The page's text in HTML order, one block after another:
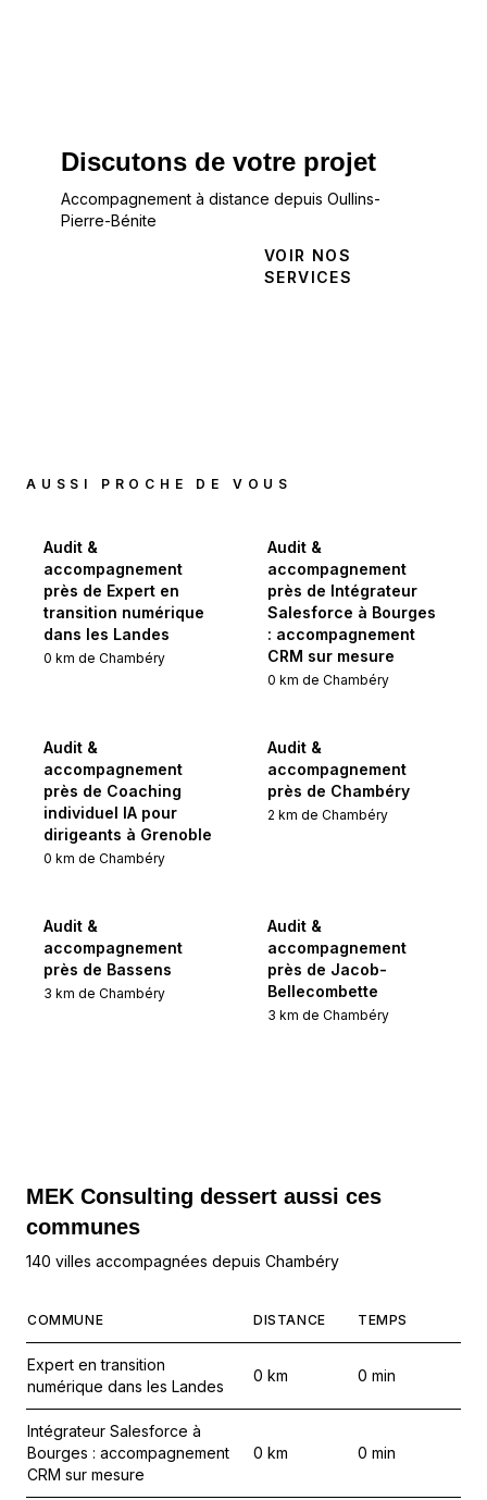
Discutons de votre projet
Accompagnement à distance depuis Oullins-
Pierre-Bénite
VOIR NOS
SERVICES
AUSSI PROCHE DE VOUS
Audit &
accompagnement
près de Expert en
transition numérique
dans les Landes
0 km de Chambéry
Audit &
accompagnement
près de Intégrateur
Salesforce à Bourges
: accompagnement
CRM sur mesure
0 km de Chambéry
Audit &
accompagnement
près de Coaching
individuel IA pour
dirigeants à Grenoble
0 km de Chambéry
Audit &
accompagnement
près de Chambéry
2 km de Chambéry
Audit &
accompagnement
près de Bassens
3 km de Chambéry
Audit &
accompagnement
près de Jacob-
Bellecombette
3 km de Chambéry
MEK Consulting dessert aussi ces
communes
140 villes accompagnées depuis Chambéry
COMMUNE DISTANCE TEMPS
Expert en transition
numérique dans les Landes
0 km 0 min
Intégrateur Salesforce à
Bourges : accompagnement
CRM sur mesure
0 km 0 min